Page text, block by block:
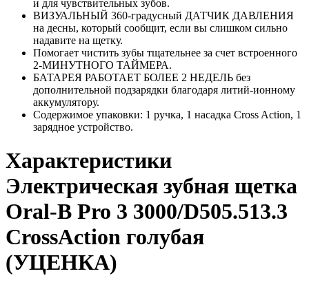
и для чувствительных зубов.
ВИЗУАЛЬНЫЙ 360-градусный ДАТЧИК ДАВЛЕНИЯ
на десны, который сообщит, если вы слишком сильно
надавите на щетку.
Помогает чистить зубы тщательнее за счет встроенного
2-МИНУТНОГО ТАЙМЕРА.
БАТАРЕЯ РАБОТАЕТ БОЛЕЕ 2 НЕДЕЛЬ без
дополнительной подзарядки благодаря литий-ионному
аккумулятору.
Содержимое упаковки: 1 ручка, 1 насадка Cross Action, 1
зарядное устройство.
Характеристики
Электрическая зубная щетка
Oral-B Pro 3 3000/D505.513.3
CrossAction голубая
(УЦЕНКА)